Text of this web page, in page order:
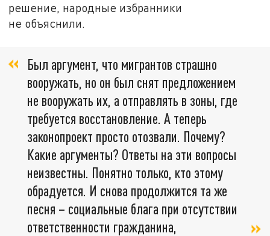
решение, народные избранники
не объяснили.
Был аргумент, что мигрантов страшно
вооружать, но он был снят предложением
не вооружать их, а отправлять в зоны, где
требуется восстановление. А теперь
законопроект просто отозвали. Почему?
Какие аргументы? Ответы на эти вопросы
неизвестны. Понятно только, кто этому
обрадуется. И снова продолжится та же
песня – социальные блага при отсутствии
ответственности гражданина,